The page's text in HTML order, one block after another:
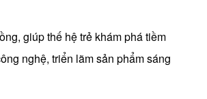
giúp thế hệ trẻ khám phá tiềm
nghệ, triển lãm sản phẩm sáng